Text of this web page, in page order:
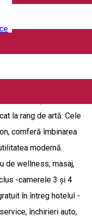
la rang de artă. Cele
comferă îmbinarea
modernă.
de wellness, masaj,
-camerele 3 și 4
în întreg hotelul -
închirieri auto,